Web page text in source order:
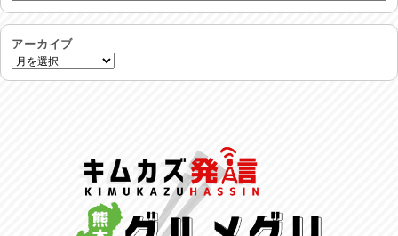
24時間体制
反省会♪
2026/07/27
アーカイブ